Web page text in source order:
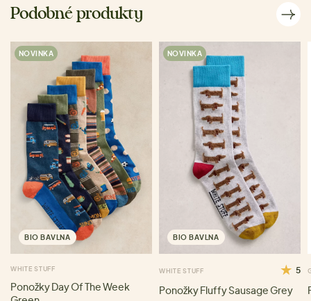
Podobné produkty
NOVINKA
BIO BAVLNA
WHITE STUFF
Ponožky Day Of The Week
NOVINKA
BIO BAVLNA
WHITE STUFF 5
Ponožky Fluffy Sausage Grey